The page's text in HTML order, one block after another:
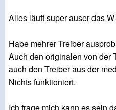
Alles läuft super auser das
Habe mehrer Treiber
Auch den originalen von der
auch den Treiber aus der
Nichts funktioniert.